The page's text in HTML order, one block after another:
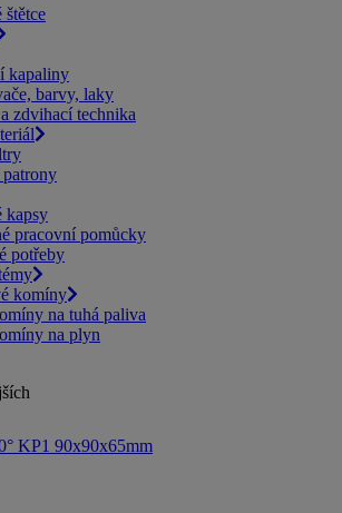
štětce
kapaliny
barvy, laky
zdvihací technika
kapsy
pracovní pomůcky
potřeby
komíny
na tuhá paliva
na plyn
KP1 90x90x65mm